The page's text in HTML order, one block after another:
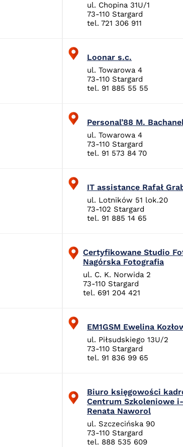
ul. Chopina 31U/1
73-110 Stargard
tel. 721 306 911
Loonar s.c.
ul. Towarowa 4
73-110 Stargard
tel. 91 885 55 55
Personal’88 M.
ul. Towarowa 4
73-110 Stargard
tel. 91 573 84 70
IT assistance Rafał
ul. Lotników 51 lok.20
73-102 Stargard
tel. 91 885 14 65
Certyfikowane Studio
Nagórska Fotografia
ul. C. K. Norwida 2
73-110 Stargard
tel. 691 204 421
EM1GSM Ewelina
ul. Piłsudskiego 13U/2
73-110 Stargard
tel. 91 836 99 65
Biuro księgowości
Centrum Szkoleniowe
Renata Naworol
ul. Szczecińska 90
73-110 Stargard
tel. 888 535 609